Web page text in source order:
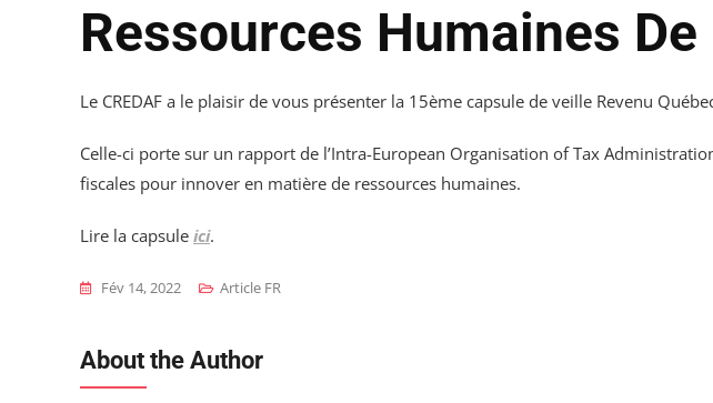
Ressources Humaines De
Le CREDAF a le plaisir de vous présenter la 15ème capsule de veille Revenu
Celle-ci porte sur un rapport de l’Intra-European Organisation of Tax
fiscales pour innover en matière de ressources humaines.
Lire la capsule ici.
Fév 14, 2022 Article FR
About the Author